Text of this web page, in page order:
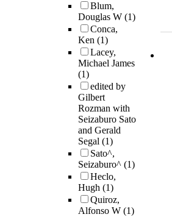
Blum,
Douglas W (1)
Conca,
Ken (1)
Lacey,
Michael James
(1)
edited by
Gilbert
Rozman with
Seizaburo Sato
and Gerald
Segal (1)
Sato^,
Seizaburo^ (1)
Heclo,
Hugh (1)
Quiroz,
Alfonso W (1)